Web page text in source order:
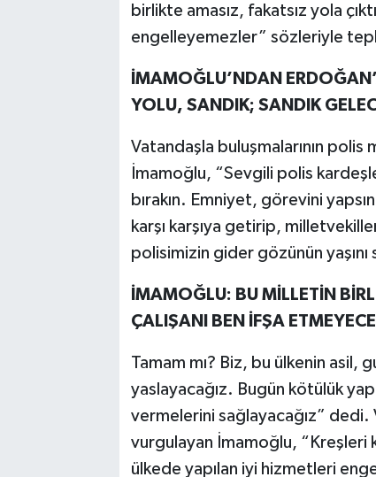
birlikte amasız, fakatsız yola
engelleyemezler” sözleriyle
İMAMOĞLU’NDAN
YOLU, SANDIK; SANDIK
Vatandaşla buluşmalarının
İmamoğlu, “Sevgili polis
bırakın. Emniyet, görevini
karşı karşıya getirip,
polisimizin gider gözünün yaşını
İMAMOĞLU: BU MİLLETİN
ÇALIŞANI BEN İFŞA
Tamam mı? Biz, bu ülkenin asil,
yaslayacağız. Bugün kötülük
vermelerini sağlayacağız”
vurgulayan İmamoğlu, “Kreşleri
ülkede yapılan iyi hizmetleri